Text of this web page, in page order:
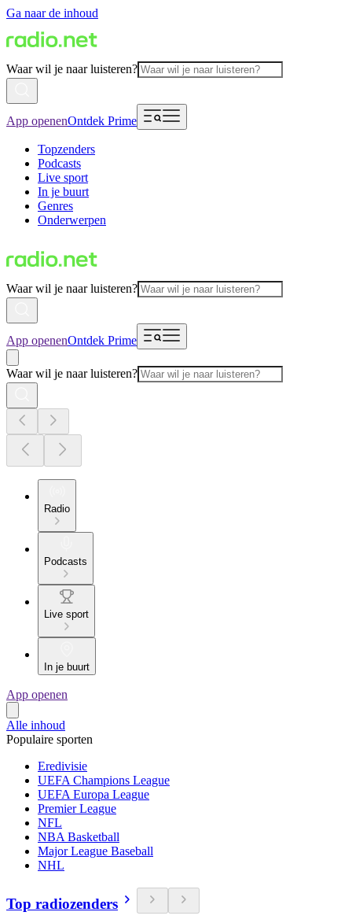
Ga naar de inhoud
Waar wil je naar luisteren?
App openenOntdek Prime
Topzenders
Podcasts
Live sport
In je buurt
Genres
Onderwerpen
Waar wil je naar luisteren?
App openenOntdek Prime
Waar wil je naar luisteren?
Radio
Podcasts
Live sport
In je buurt
App openen
Alle inhoud
Populaire sporten
Eredivisie
UEFA Champions League
UEFA Europa League
Premier League
NFL
NBA Basketball
Major League Baseball
NHL
Top radiozenders